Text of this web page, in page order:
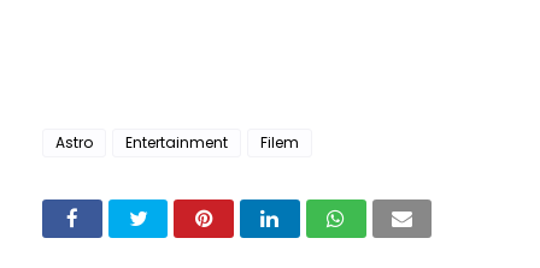
Astro Entertainment Filem